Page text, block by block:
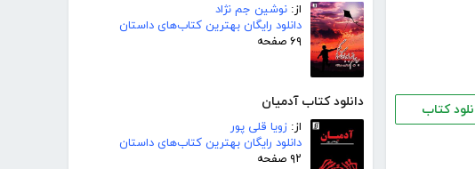
از: نوشین جم نژاد
دانلود رایگان بهترین کتاب‌های داستان
۶۹ صفحه
دانلود کتاب آدمیان
از: زویا قلی پور
دانلود رایگان بهترین کتاب‌های داستان
۹۲ صفحه
کتاب